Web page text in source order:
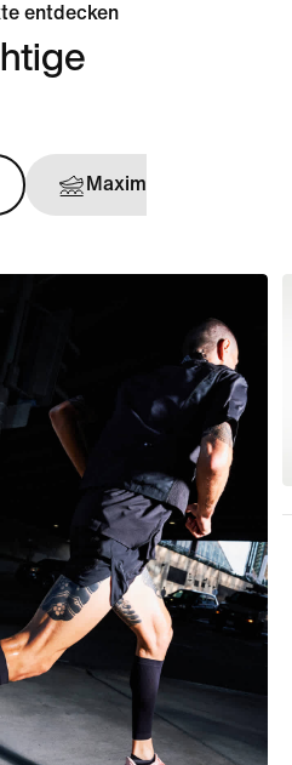
entdecken
Maximal